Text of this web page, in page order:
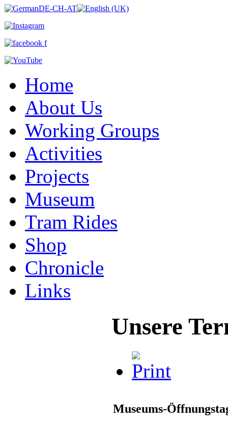
Home
About Us
Working Groups
Activities
Projects
Museum
Tram Rides
Shop
Chronicle
Links
Unsere
Museums-